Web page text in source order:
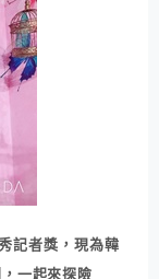
記者獎，現為韓
一起來探險